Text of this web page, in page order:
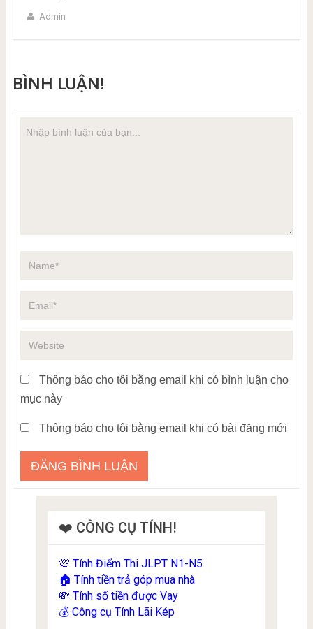
Admin
BÌNH LUẬN!
Thông báo cho tôi bằng email khi có bình luận cho
mục này
Thông báo cho tôi bằng email khi có bài đăng mới
❤️ CÔNG CỤ TÍNH!
💯 Tính Điểm Thi JLPT N1-N5
🏠 Tính tiền trả góp mua nhà
💸 Tính số tiền được Vay
💰 Công cụ Tính Lãi Kép